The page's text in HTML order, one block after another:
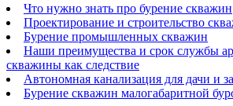
Что нужно знать про бурение скважин
Проектирование и строительство
Бурение промышленных скважин
Наши преимущества и срок службы
скважины как следствие
Автономная канализация для дачи и
Бурение скважин малогабаритной